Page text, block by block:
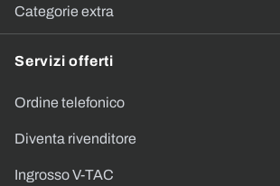
Categorie extra
Servizi offerti
Ordine telefonico
Diventa rivenditore
Ingrosso V-TAC